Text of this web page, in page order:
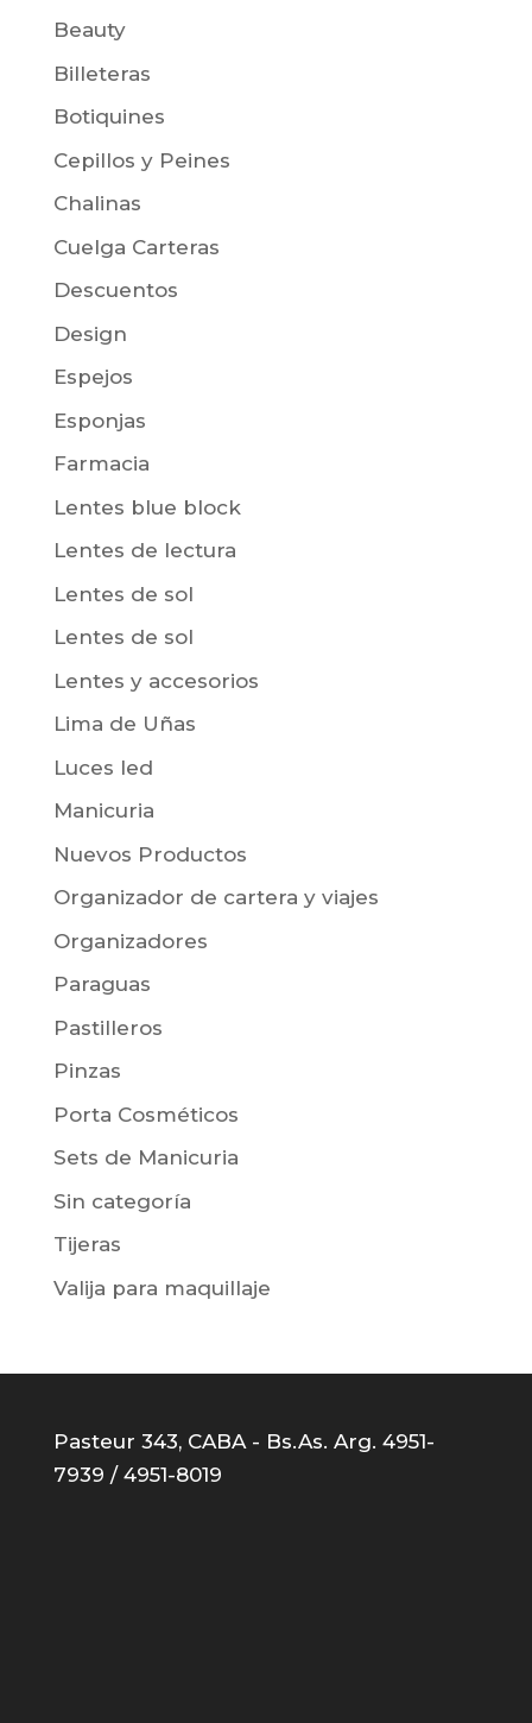
Beauty
Billeteras
Botiquines
Cepillos y Peines
Chalinas
Cuelga Carteras
Descuentos
Design
Espejos
Esponjas
Farmacia
Lentes blue block
Lentes de lectura
Lentes de sol
Lentes de sol
Lentes y accesorios
Lima de Uñas
Luces led
Manicuria
Nuevos Productos
Organizador de cartera y viajes
Organizadores
Paraguas
Pastilleros
Pinzas
Porta Cosméticos
Sets de Manicuria
Sin categoría
Tijeras
Valija para maquillaje
Pasteur 343, CABA - Bs.As. Arg. 4951-
7939 / 4951-8019